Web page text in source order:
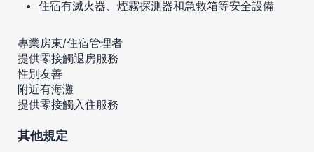
住宿有滅火器、煙霧探測器和急救箱等安全設備
專業房東/住宿管理者
提供零接觸退房服務
性別友善
附近有海灘
提供零接觸入住服務
其他規定